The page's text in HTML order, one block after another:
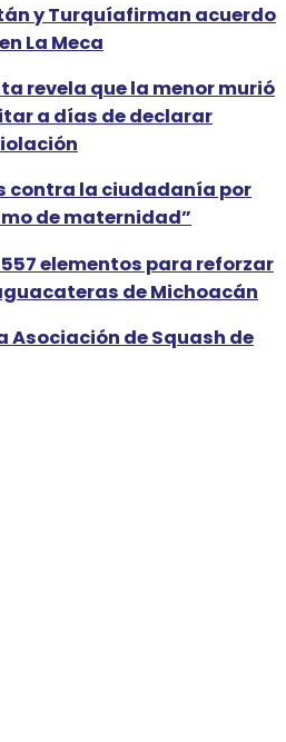
y Turquíafirman acuerdo
La Meca
revela que la menor murió
a días de declarar
contra la ciudadanía por
de maternidad”
elementos para reforzar
de Michoacán
Asociación de Squash de